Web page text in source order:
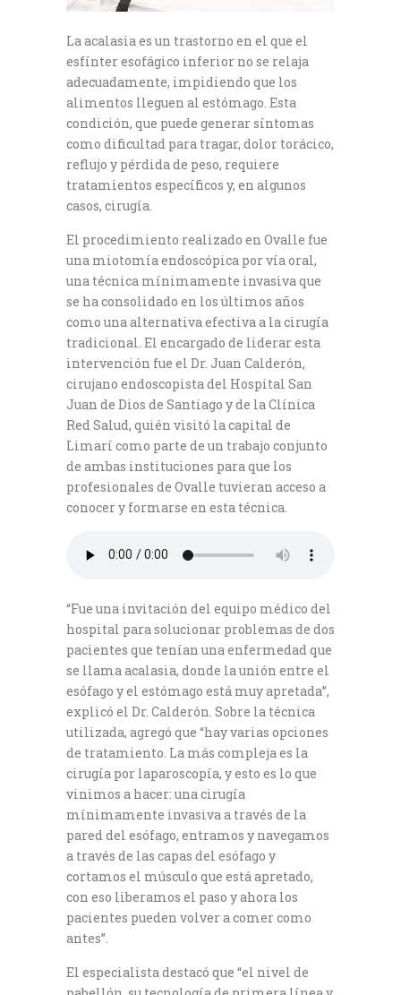
La acalasia es un trastorno en el que el
esfínter esofágico inferior no se relaja
adecuadamente, impidiendo que los
alimentos lleguen al estómago. Esta
condición, que puede generar síntomas
como dificultad para tragar, dolor torácico,
reflujo y pérdida de peso, requiere
tratamientos específicos y, en algunos
casos, cirugía.
El procedimiento realizado en Ovalle fue
una miotomía endoscópica por vía oral,
una técnica mínimamente invasiva que
se ha consolidado en los últimos años
como una alternativa efectiva a la cirugía
tradicional. El encargado de liderar esta
intervención fue el Dr. Juan Calderón,
cirujano endoscopista del Hospital San
Juan de Dios de Santiago y de la Clínica
Red Salud, quién visitó la capital de
Limarí como parte de un trabajo conjunto
de ambas instituciones para que los
profesionales de Ovalle tuvieran acceso a
conocer y formarse en esta técnica.
“Fue una invitación del equipo médico del
hospital para solucionar problemas de dos
pacientes que tenían una enfermedad que
se llama acalasia, donde la unión entre el
esófago y el estómago está muy apretada”,
explicó el Dr. Calderón. Sobre la técnica
utilizada, agregó que “hay varias opciones
de tratamiento. La más compleja es la
cirugía por laparoscopía, y esto es lo que
vinimos a hacer: una cirugía
mínimamente invasiva a través de la
pared del esófago, entramos y navegamos
a través de las capas del esófago y
cortamos el músculo que está apretado,
con eso liberamos el paso y ahora los
pacientes pueden volver a comer como
antes”.
El especialista destacó que “el nivel de